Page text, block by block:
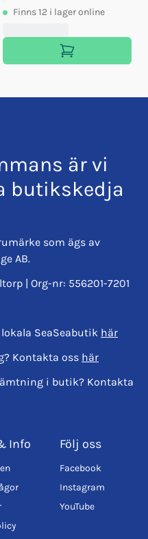
Finns12 i lager online
är vi
butikskedja
som ägs av
AB.
| Org-nr: 556201-7201
SeaSeabutik här
Kontakta oss här
i butik? Kontakta
Info Följ oss
Facebook
Instagram
YouTube